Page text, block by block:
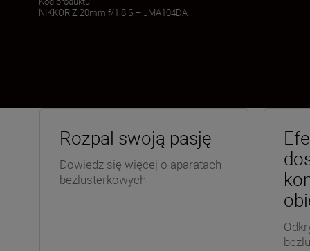
NIKKOR Z 20mm f/1.8 S – JMA104DA
Rozpal swoją pasję
Dowiedz się więcej o aparatach
bezlusterkowych